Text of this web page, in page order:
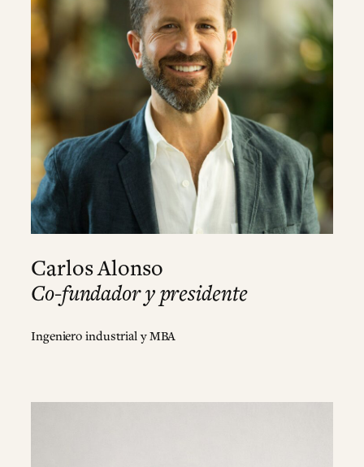
Carlos Alonso
Co-fundador y presidente
Ingeniero industrial y MBA